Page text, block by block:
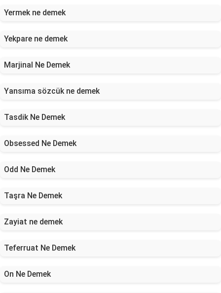
Yermek ne demek
Yekpare ne demek
Marjinal Ne Demek
Yansıma sözcük ne demek
Tasdik Ne Demek
Obsessed Ne Demek
Odd Ne Demek
Taşra Ne Demek
Zayiat ne demek
Teferruat Ne Demek
On Ne Demek